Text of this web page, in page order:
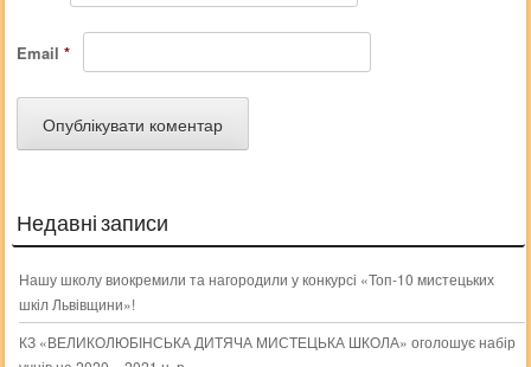
Email *
Недавні записи
Нашу школу виокремили та нагородили у конкурсі «Топ-10 мистецьких
шкіл Львівщини»!
КЗ «ВЕЛИКОЛЮБІНСЬКА ДИТЯЧА МИСТЕЦЬКА ШКОЛА» оголошує набір